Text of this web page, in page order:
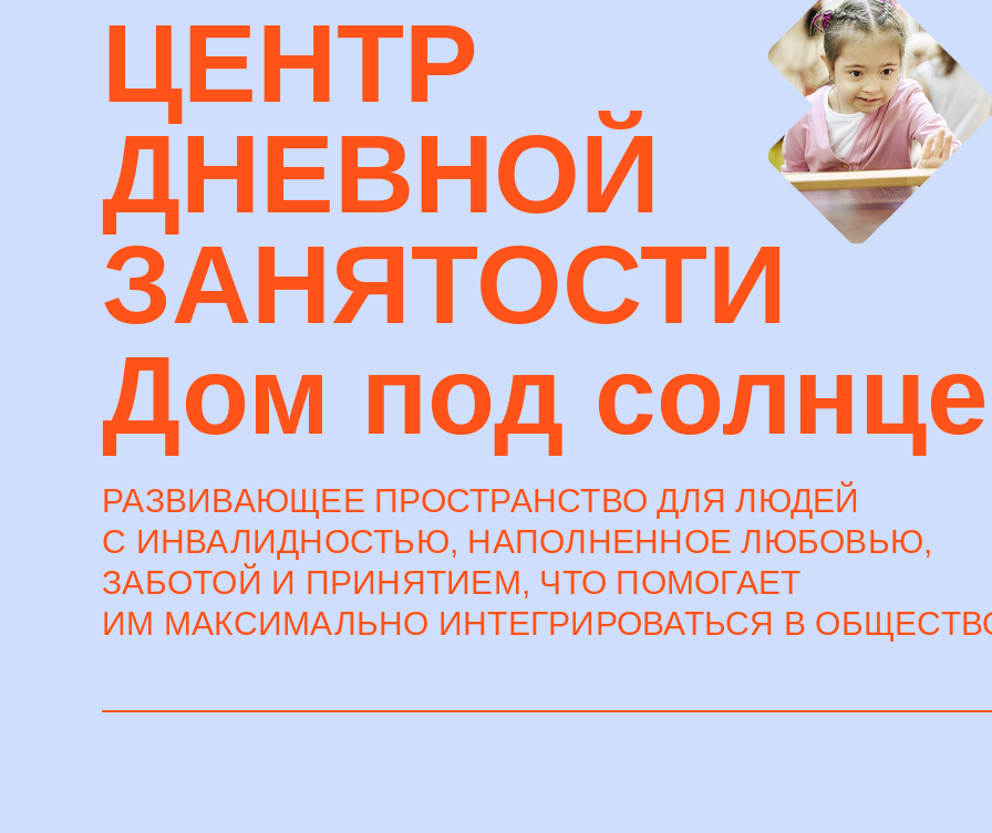
ЦЕНТР
ДНЕВНОЙ
ЗАНЯТОСТИ
Дом под
РАЗВИВАЮЩЕЕ ПРОСТРАНСТВО ДЛЯ ЛЮДЕЙ
С ИНВАЛИДНОСТЬЮ, НАПОЛНЕННОЕ ЛЮБОВЬЮ,
ЗАБОТОЙ И ПРИНЯТИЕМ, ЧТО ПОМОГАЕТ
ИМ МАКСИМАЛЬНО ИНТЕГРИРОВАТЬСЯ В